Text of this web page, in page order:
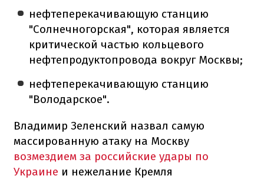
нефтеперекачивающую станцию
"Солнечногорская", которая является
критической частью кольцевого
нефтепродуктопровода вокруг Москвы;
нефтеперекачивающую станцию
"Володарское".
Владимир Зеленский назвал самую
массированную атаку на Москву
возмездием за российские удары по
Украине и нежелание Кремля